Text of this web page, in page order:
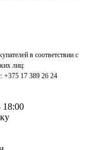
в соответствии с
лиц:
+375 17 389 26 24